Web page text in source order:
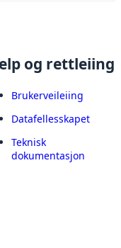
og rettleiing
Brukerveileiing
Datafellesskapet
Teknisk
dokumentasjon